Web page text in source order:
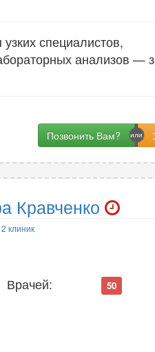
специалистов,
анализов —
Позвонить Вам?
Кравченко
2 клиник
Врачей: 50